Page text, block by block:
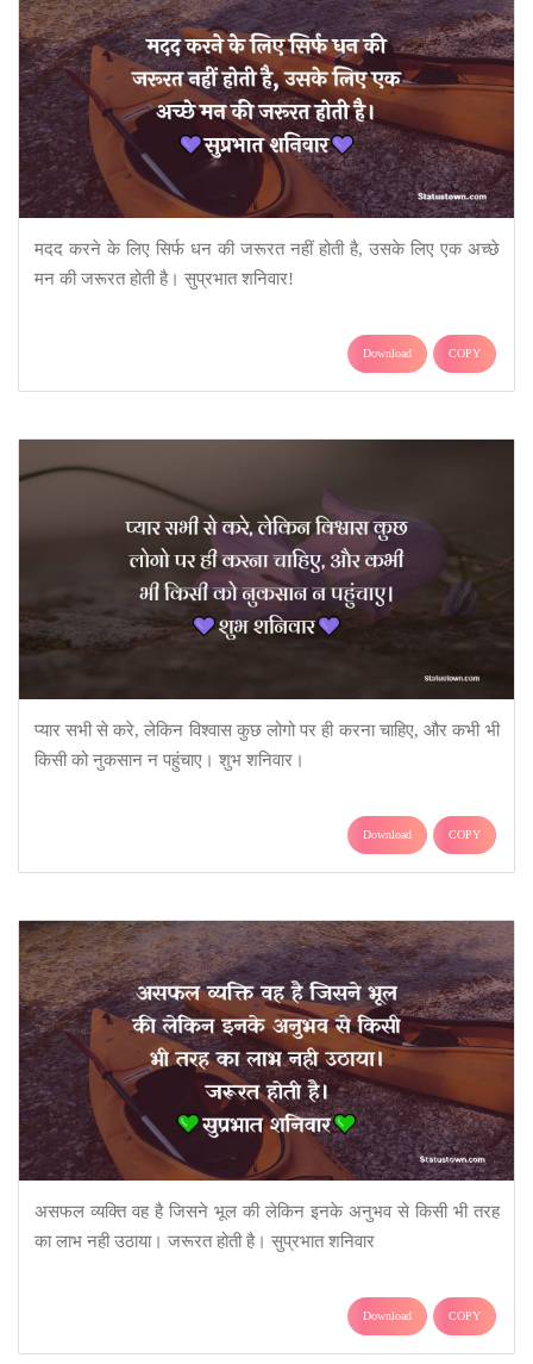
मदद करने के लिए सिर्फ धन की जरूरत नहीं होती है, उसके लिए एक अच्छे
मन की जरूरत होती है। सुप्रभात शनिवार!
Download COPY
प्यार सभी से करे, लेकिन विश्वास कुछ लोगो पर ही करना चाहिए, और कभी भी
किसी को नुकसान न पहुंचाए। शुभ शनिवार।
Download COPY
असफल व्यक्ति वह है जिसने भूल की लेकिन इनके अनुभव से किसी भी तरह
का लाभ नही उठाया। जरूरत होती है। सुप्रभात शनिवार
Download COPY